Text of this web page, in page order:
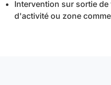
Intervention sur sortie
d'activité ou zone